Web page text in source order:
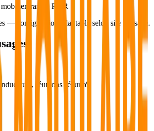
rampe PMR
— configuration adaptable selon site et usage.
réunions sécurité.